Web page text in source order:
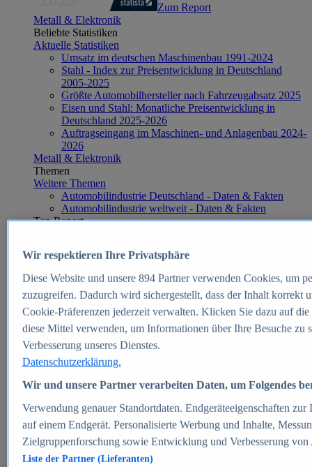
Zum Report
Metall & Elektronik
Beliebte Statistiken
Aktuelle Statistiken
Umsatz im deutschen Maschinenbau 1991-2024
Stahl - Index zur Preisentwicklung in Deutschland
2005-2025
Größte Automobilhersteller nach Fahrzeugabsatz 2025
Eisen und Stahl: Monatliche Preisentwicklung in
Deutschland 2025-2026
Auftragseingang im Maschinen- und Anlagenbau 2024-
2026
Metall & Elektronik
Themen
Weitere Themen
Automobilindustrie Deutschland - Daten & Fakten
Automobilindustrie weltweit - Daten & Fakten
Top Report
Zum Report
E-commerce
Beliebte Statistiken
Aktuelle Statistiken
E-Commerce - Entwicklung des Umsatzes in
Deutschland 1999-2025
Umsatz von Amazon in Deutschland und weltweit
2010-2025
B2C-E-Commerce: Top-50 Online Shops in
Deutschland 2024
Marktanteile von Online-Zahlungsverfahren in
Deutschland 2024
Umsatzstarke Warengruppen im Online-Handel in
Deutschland 2023-2025
Wir respektieren Ihre Privatsphäre
Diese Website und unsere 894Partner verwenden Cookies, um
zuzugreifen. Dadurch wird sichergestellt, dass der Inhalt korrekt
Cookie-Präferenzen jederzeit verwalten. Klicken Sie dazu auf
diese Mittel verwenden, um Informationen über Ihre Besuche
Verbesserung unseres Dienstes.
Datenschutzerklärung.
Wir und unsere Partner verarbeiten Daten, um Folgendes
Verwendung genauer Standortdaten. Endgeräteeigenschaften
auf einem Endgerät. Personalisierte Werbung und Inhalte,
Zielgruppenforschung sowie Entwicklung und Verbesserung von
Liste der Partner (Lieferanten)